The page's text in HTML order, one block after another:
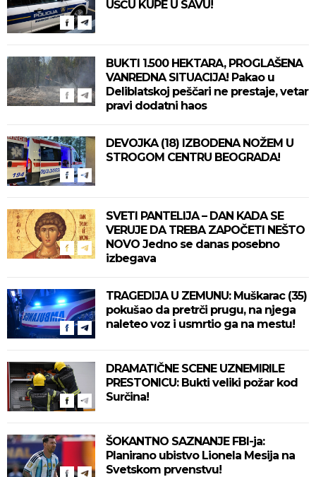
UŠĆU KUPE U SAVU!
BUKTI 1.500 HEKTARA, PROGLAŠENA
VANREDNA SITUACIJA! Pakao u
Deliblatskoj peščari ne prestaje, vetar
pravi dodatni haos
DEVOJKA (18) IZBODENA NOŽEM U
STROGOM CENTRU BEOGRADA!
SVETI PANTELIJA – DAN KADA SE
VERUJE DA TREBA ZAPOČETI NEŠTO
NOVO Jedno se danas posebno
izbegava
TRAGEDIJA U ZEMUNU: Muškarac (35)
pokušao da pretrči prugu, na njega
naleteo voz i usmrtio ga na mestu!
DRAMATIČNE SCENE UZNEMIRILE
PRESTONICU: Bukti veliki požar kod
Surčina!
ŠOKANTNO SAZNANJE FBI-ja:
Planirano ubistvo Lionela Mesija na
Svetskom prvenstvu!